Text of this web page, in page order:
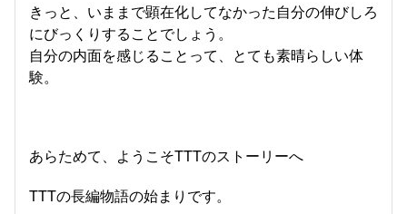
きっと、いままで顕在化してなかった自分の伸びしろ
にびっくりすることでしょう。
自分の内面を感じることって、とても素晴らしい体
験。
あらためて、ようこそTTTのストーリーへ
TTTの長編物語の始まりです。